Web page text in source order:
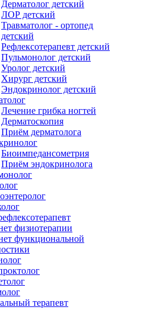
Дерматолог детский
ЛОР детский
Травматолог - ортопед
детский
Рефлексотерапевт детский
Пульмонолог детский
Уролог детский
Хирург детский
Эндокринолог детский
Лечение грибка ногтей
Дерматоскопия
Приём дерматолога
Биоимпедансометрия
Приём эндокринолога
физиотерапии
функциональной
терапевт